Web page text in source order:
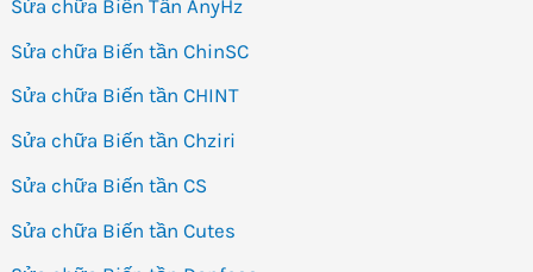
Sửa chữa Biến Tần AnyHz
Sửa chữa Biến tần ChinSC
Sửa chữa Biến tần CHINT
Sửa chữa Biến tần Chziri
Sửa chữa Biến tần CS
Sửa chữa Biến tần Cutes